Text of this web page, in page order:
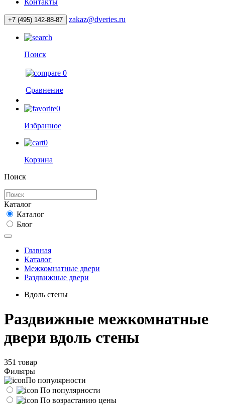
Контакты
+7 (495) 142-88-87 zakaz@dveries.ru
Поиск
0
Сравнение
0
Избранное
0
Корзина
Поиск
Каталог
Каталог
Блог
Главная
Каталог
Межкомнатные двери
Раздвижные двери
Вдоль стены
Раздвижные межкомнатные
двери вдоль стены
351 товар
Фильтры
По популярности
По популярности
По возрастанию цены